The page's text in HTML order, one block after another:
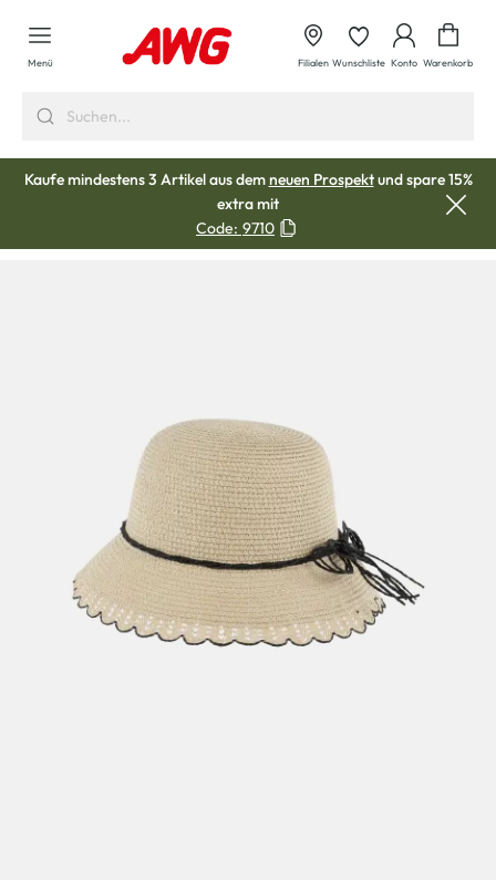
springen
Menü Filialen Wunschliste Konto Warenkorb
Kaufe mindestens 3 Artikel aus demneuen Prospektund spare 15%
extra mit
Code: 9710